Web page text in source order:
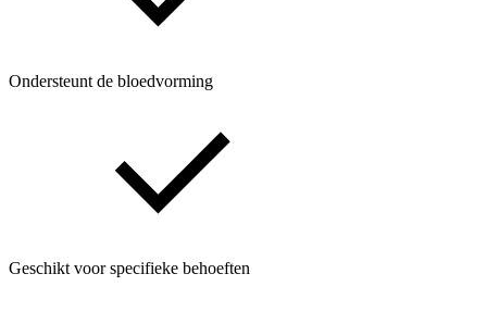
Ondersteunt de bloedvorming
Geschikt voor specifieke behoeften